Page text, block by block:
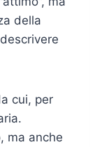
della
cui, per
ma anche